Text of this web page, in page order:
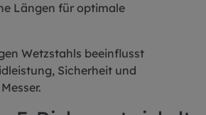
Längen für optimale
Wetzstahls beeinflusst
Sicherheit und